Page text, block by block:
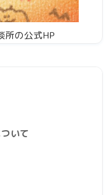
所の公式HP
いて